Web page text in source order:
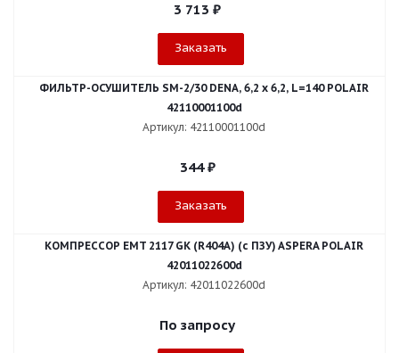
3 713 ₽
Заказать
ФИЛЬТР-ОСУШИТЕЛЬ SM-2/30 DENA, 6,2 x 6,2, L=140 POLAIR
42110001100d
Артикул: 42110001100d
344₽
Заказать
КОМПРЕССОР EMT 2117 GK (R404A) (с ПЗУ) ASPERA POLAIR
42011022600d
Артикул: 42011022600d
По запросу